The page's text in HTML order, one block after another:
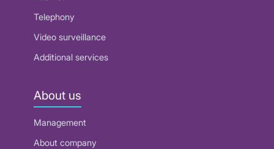
Telephony
Video surveillance
Additional services
About us
Management
About company